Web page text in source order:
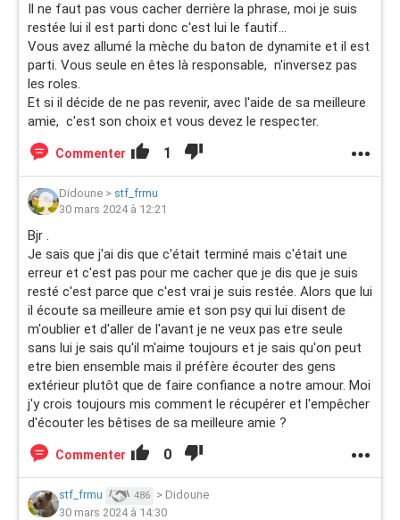
Il ne faut pas vous cacher derrière la phrase, moi je suis
restée lui il est parti donc c'est lui le fautif...
Vous avez allumé la mèche du baton de dynamite et il est
parti. Vous seule en êtes là responsable, n'inversez pas
les roles.
Et si il décide de ne pas revenir, avec l'aide de sa meilleure
amie, c'est son choix et vous devez le respecter.
Commenter 1
Didoune > stf_frmu
30 mars 2024 à 12:21
Bjr .
Je sais que j'ai dis que c'était terminé mais c'était une
erreur et c'est pas pour me cacher que je dis que je suis
resté c'est parce que c'est vrai je suis restée. Alors que lui
il écoute sa meilleure amie et son psy qui lui disent de
m'oublier et d'aller de l'avant je ne veux pas etre seule
sans lui je sais qu'il m'aime toujours et je sais qu'on peut
etre bien ensemble mais il préfère écouter des gens
extérieur plutôt que de faire confiance a notre amour. Moi
j'y crois toujours mis comment le récupérer et l'empêcher
d'écouter les bêtises de sa meilleure amie ?
Commenter 0
stf_frmu 486 > Didoune
30 mars 2024 à 14:30